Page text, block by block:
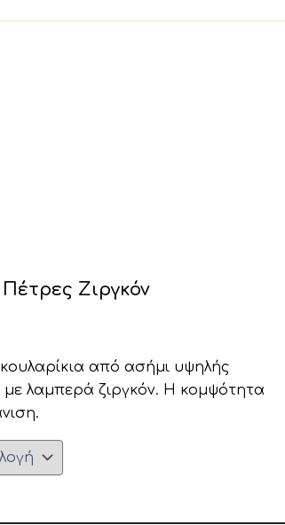
Πέτρες Ζιργκόν
από ασήμι υψηλής
με λαμπερά ζιργκόν. Η κομψότητα